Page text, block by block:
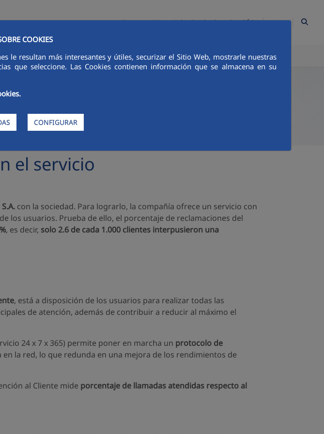
COOKIES
le resultan más interesantes y útiles, securizar el Sitio Web, mostrarle nuestras
que seleccione. Las Cookies contienen información que se almacena en su
CONFIGURAR
Contacto Mapa Web Empleados Canal Ético ES
SOSTENIBILIDAD ÉTICA E INTEGRIDAD COMUNICACIÓN
el servicio
con la sociedad. Para lograrlo, la compañía ofrece un servicio con
los usuarios. Prueba de ello, el porcentaje de reclamaciones del
, es decir, solo 2.6 de cada 1.000 clientes interpusieron una
, está a disposición de los usuarios para realizar todas las
de atención, además de contribuir a reducir al máximo el
24 x 7 x 365) permite poner en marcha un protocolo de
la red, lo que redunda en una mejora de los rendimientos de
al Cliente mide porcentaje de llamadas atendidas respecto al